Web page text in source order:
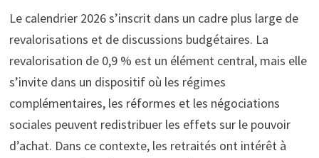
Le calendrier 2026 s’inscrit dans un cadre plus large de
revalorisations et de discussions budgétaires. La
revalorisation de 0,9 % est un élément central, mais elle
s’invite dans un dispositif où les régimes
complémentaires, les réformes et les négociations
sociales peuvent redistribuer les effets sur le pouvoir
d’achat. Dans ce contexte, les retraités ont intérêt à